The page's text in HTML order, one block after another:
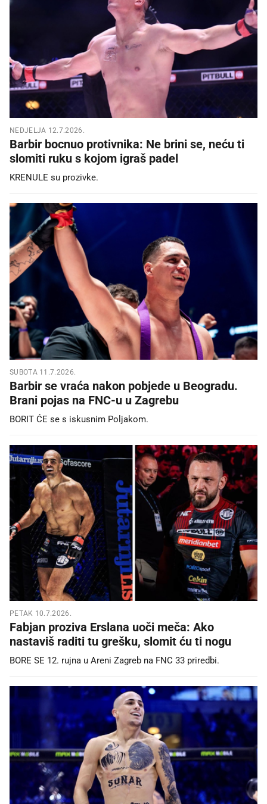
NEDJELJA 12.7.2026.
Barbir bocnuo protivnika: Ne brini se, neću ti
slomiti ruku s kojom igraš padel
KRENULE su prozivke.
SUBOTA 11.7.2026.
Barbir se vraća nakon pobjede u Beogradu.
Brani pojas na FNC-u u Zagrebu
BORIT ĆE se s iskusnim Poljakom.
PETAK 10.7.2026.
Fabjan proziva Erslana uoči meča: Ako
nastaviš raditi tu grešku, slomit ću ti nogu
BORE SE 12. rujna u Areni Zagreb na FNC 33 priredbi.